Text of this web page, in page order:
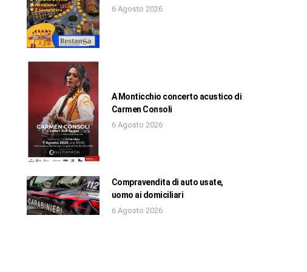
6 Agosto 2026
A Monticchio concerto acustico di
Carmen Consoli
6 Agosto 2026
Compravendita di auto usate,
uomo ai domiciliari
6 Agosto 2026